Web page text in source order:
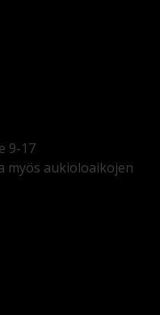
9-17
myös aukioloaikojen